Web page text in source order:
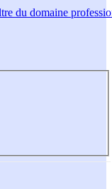
du domaine